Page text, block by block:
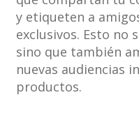
y etiqueten a
exclusivos. Esto no
sino que también
nuevas audiencias
productos.